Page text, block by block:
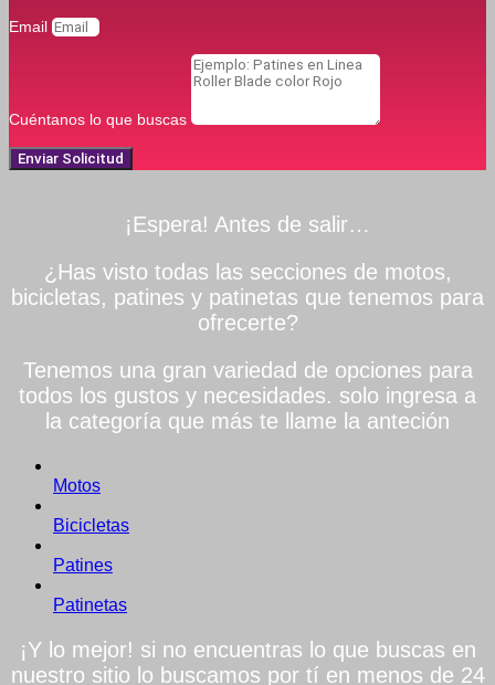
Email
Cuéntanos lo que buscas
Enviar Solicitud
¡Espera! Antes de salir…
¿Has visto todas las secciones de motos,
bicicletas, patines y patinetas que tenemos para
ofrecerte?
Tenemos una gran variedad de opciones para
todos los gustos y necesidades. solo ingresa a
la categoría que más te llame la anteción
Motos
Bicicletas
Patines
Patinetas
¡Y lo mejor! si no encuentras lo que buscas en
nuestro sitio lo buscamos por tí en menos de 24